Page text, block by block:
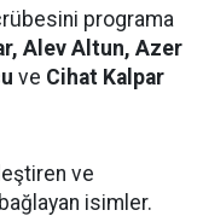
programa
Alev Altun, Azer
ve Cihat Kalpar
ve
isimler.